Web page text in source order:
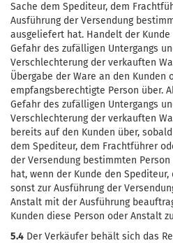
Sache dem Spediteur, dem
Ausführung der Versendung
ausgeliefert hat. Handelt der Kunde
Gefahr des zufälligen Untergangs
Verschlechterung der verkauften
Übergabe der Ware an den Kunden
empfangsberechtigte Person über.
Gefahr des zufälligen Untergangs
Verschlechterung der verkauften
bereits auf den Kunden über,
dem Spediteur, dem Frachtführer
der Versendung bestimmten
hat, wenn der Kunde den
sonst zur Ausführung der
Anstalt mit der Ausführung
Kunden diese Person oder Anstalt
5.4 Der Verkäufer behält sich das